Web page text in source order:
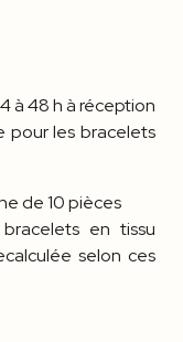
à 48 h à réception
pour les bracelets
de 10 pièces
en tissu
selon ces